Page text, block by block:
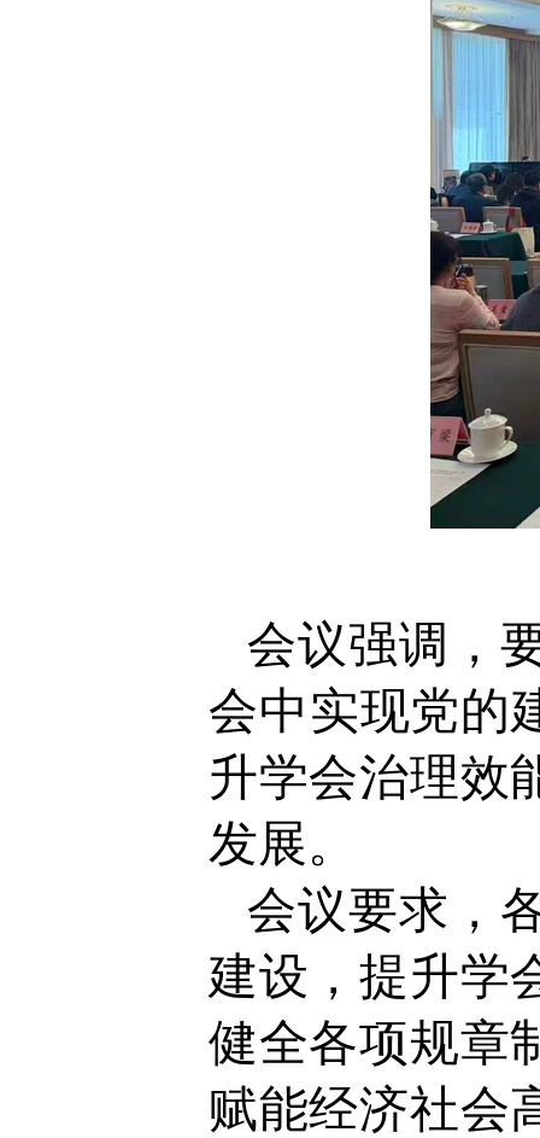
会议强调，
会中实现党的
升学会治理效
发展。
会议要求，
建设，提升学
健全各项规章
赋能经济社会